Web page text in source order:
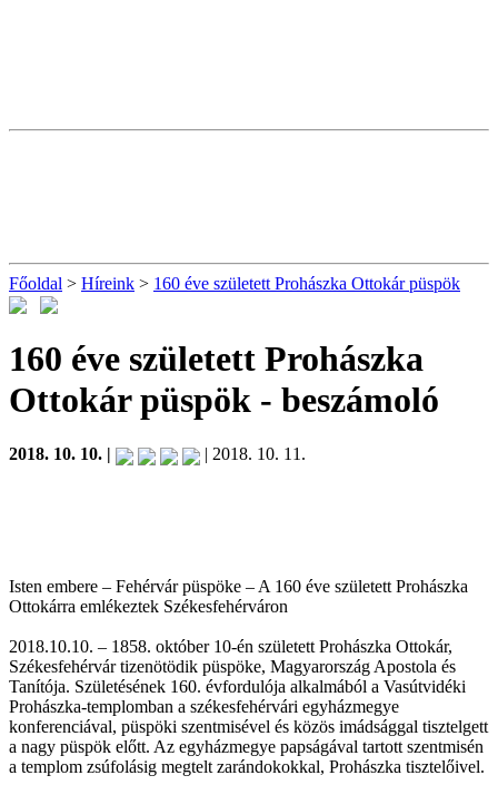
Főoldal > Híreink > 160 éve született Prohászka Ottokár püspök
160 éve született Prohászka
Ottokár püspök - beszámoló
2018. 10. 10. | | 2018. 10. 11.
Isten embere – Fehérvár püspöke – A 160 éve született Prohászka
Ottokárra emlékeztek Székesfehérváron
2018.10.10. – 1858. október 10-én született Prohászka Ottokár,
Székesfehérvár tizenötödik püspöke, Magyarország Apostola és
Tanítója. Születésének 160. évfordulója alkalmából a Vasútvidéki
Prohászka-templomban a székesfehérvári egyházmegye
konferenciával, püspöki szentmisével és közös imádsággal tisztelgett
a nagy püspök előtt. Az egyházmegye papságával tartott szentmisén
a templom zsúfolásig megtelt zarándokokkal, Prohászka tisztelőivel.